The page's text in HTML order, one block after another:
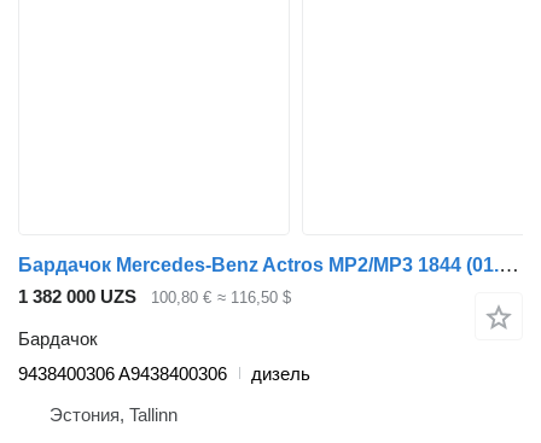
Бардачок Mercedes-Benz Actros MP2/MP3 1844 (01.02-) 9438400306 для грузовика Mercedes-Benz Actros, Axor MP1, MP2, MP3 (1996-2014)
1 382 000 UZS 100,80 € ≈ 116,50 $
Бардачок
9438400306 A9438400306
дизель
Эстония, Tallinn